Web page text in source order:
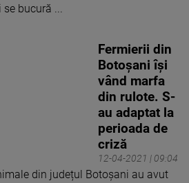
bucură ...
12-04-2021 | 09:04
Fermierii din
Botoșani își
vând marfa
din rulote. S-
au adaptat la
perioada de
criză
din județul Botoșani au avut